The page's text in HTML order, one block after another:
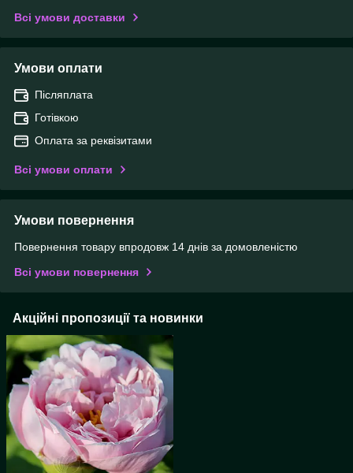
Всі умови доставки
Умови оплати
Післяплата
Готівкою
Оплата за реквізитами
Всі умови оплати
Умови повернення
Повернення товару впродовж 14 днів за домовленістю
Всі умови повернення
Акційні пропозиції та новинки